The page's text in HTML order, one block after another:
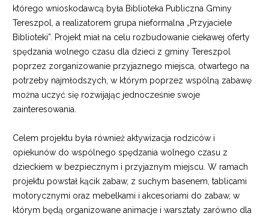
którego wnioskodawcą była Biblioteka Publiczna Gminy
Tereszpol, a realizatorem grupa nieformalna „Przyjaciele
Biblioteki”. Projekt miał na celu rozbudowanie ciekawej oferty
spędzania wolnego czasu dla dzieci z gminy Tereszpol
poprzez zorganizowanie przyjaznego miejsca, otwartego na
potrzeby najmłodszych, w którym poprzez wspólną zabawę
można uczyć się rozwijając jednocześnie swoje
zainteresowania.
Celem projektu była również aktywizacja rodziców i
opiekunów do wspólnego spędzania wolnego czasu z
dzieckiem w bezpiecznym i przyjaznym miejscu. W ramach
projektu powstał kącik zabaw, z suchym basenem, tablicami
motorycznymi oraz mebelkami i akcesoriami do zabaw, w
którym będą organizowane animacje i warsztaty zarówno dla